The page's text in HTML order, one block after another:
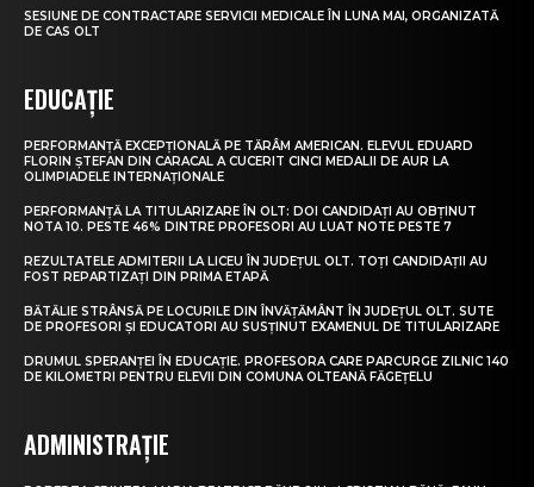
SESIUNE DE CONTRACTARE SERVICII MEDICALE ÎN LUNA MAI, ORGANIZATĂ
DE CAS OLT
EDUCAȚIE
PERFORMANȚĂ EXCEPȚIONALĂ PE TĂRÂM AMERICAN. ELEVUL EDUARD
FLORIN ȘTEFAN DIN CARACAL A CUCERIT CINCI MEDALII DE AUR LA
OLIMPIADELE INTERNAȚIONALE
PERFORMANȚĂ LA TITULARIZARE ÎN OLT: DOI CANDIDAȚI AU OBȚINUT
NOTA 10. PESTE 46% DINTRE PROFESORI AU LUAT NOTE PESTE 7
REZULTATELE ADMITERII LA LICEU ÎN JUDEȚUL OLT. TOȚI CANDIDAȚII AU
FOST REPARTIZAȚI DIN PRIMA ETAPĂ
BĂTĂLIE STRÂNSĂ PE LOCURILE DIN ÎNVĂȚĂMÂNT ÎN JUDEȚUL OLT. SUTE
DE PROFESORI ȘI EDUCATORI AU SUSȚINUT EXAMENUL DE TITULARIZARE
DRUMUL SPERANȚEI ÎN EDUCAȚIE. PROFESORA CARE PARCURGE ZILNIC 140
DE KILOMETRI PENTRU ELEVII DIN COMUNA OLTEANĂ FĂGEȚELU
ADMINISTRAȚIE